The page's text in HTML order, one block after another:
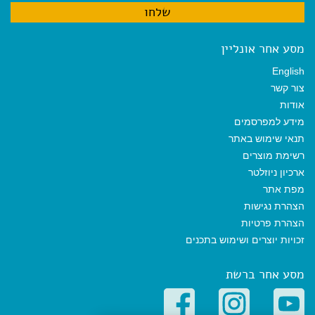
מסע אחר אונליין
English
צור קשר
אודות
מידע למפרסמים
תנאי שימוש באתר
רשימת מוצרים
ארכיון ניוזלטר
מפת אתר
הצהרת נגישות
הצהרת פרטיות
זכויות יוצרים ושימוש בתכנים
מסע אחר ברשת